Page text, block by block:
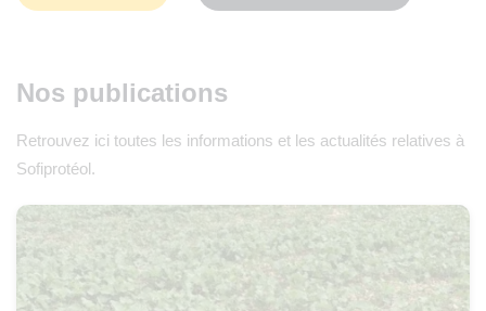
Nos publications
Retrouvez ici toutes les informations et les actualités relatives à
Sofiprotéol.